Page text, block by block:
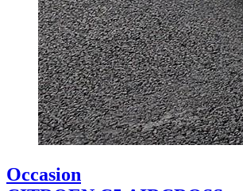
Occasion